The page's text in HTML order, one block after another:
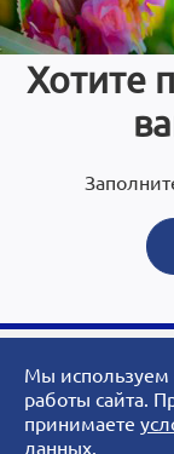
Хотите
© 2007 - 2026
Мы используем
работы сайта.
принимаете
данных.